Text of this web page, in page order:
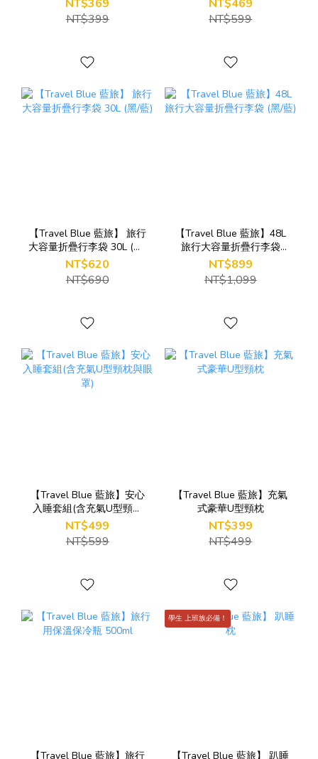
NT$369
NT$399
NT$469
NT$599
【Travel Blue 藍旅】 旅行
大容量折疊行李袋 30L (黑/
藍)
NT$620
NT$690
【Travel Blue 藍旅】48L
旅行大容量折疊行李袋
(黑/藍)
NT$899
NT$1,099
【Travel Blue 藍旅】安心
入睡套組(含充氣U型頸枕
與眼罩)
NT$499
NT$599
【Travel Blue 藍旅】充氣
式豪華U型頸枕
NT$399
NT$499
【Travel Blue 藍旅】旅行
學生 上班族必備！
【Travel Blue 藍旅】 趴睡